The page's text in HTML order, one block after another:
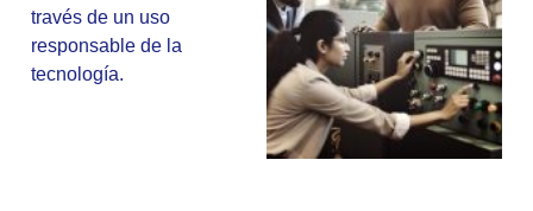
través de un uso
responsable de la
tecnología.